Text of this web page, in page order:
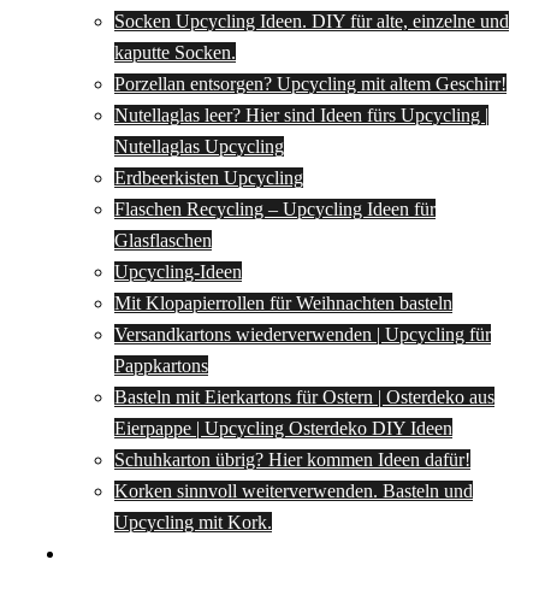
Socken Upcycling Ideen. DIY für alte, einzelne und
kaputte Socken.
Porzellan entsorgen? Upcycling mit altem Geschirr!
Nutellaglas leer? Hier sind Ideen fürs Upcycling |
Nutellaglas Upcycling
Erdbeerkisten Upcycling
Flaschen Recycling – Upcycling Ideen für
Glasflaschen
Upcycling-Ideen
Mit Klopapierrollen für Weihnachten basteln
Versandkartons wiederverwenden | Upcycling für
Pappkartons
Basteln mit Eierkartons für Ostern | Osterdeko aus
Eierpappe | Upcycling Osterdeko DIY Ideen
Schuhkarton übrig? Hier kommen Ideen dafür!
Korken sinnvoll weiterverwenden. Basteln und
Upcycling mit Kork.